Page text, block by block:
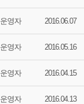
운영자 2016.06.07
운영자 2016.05.16
운영자 2016.04.15
운영자 2016.04.13